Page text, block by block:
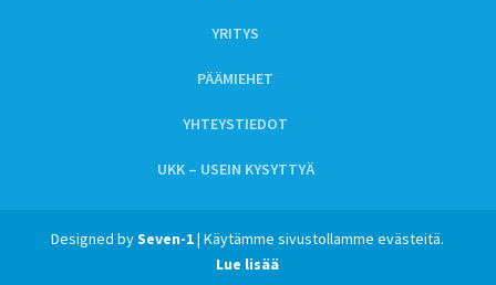
YRITYS
PÄÄMIEHET
YHTEYSTIEDOT
UKK – USEIN KYSYTTYÄ
Designed bySeven-1| Käytämme sivustollamme evästeitä.
Lue lisää